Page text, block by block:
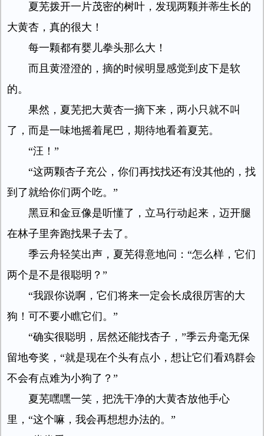
夏芜拨开一片茂密的树叶，发现两颗并蒂生长的
大黄杏，真的很大！
每一颗都有婴儿拳头那么大！
而且黄澄澄的，摘的时候明显感觉到皮下是软
的。
果然，夏芜把大黄杏一摘下来，两小只就不叫
了，而是一味地摇着尾巴，期待地看着夏芜。
“汪！”
“这两颗杏子充公，你们再找找还有没其他的，找
到了就给你们两个吃。”
黑豆和金豆像是听懂了，立马行动起来，迈开腿
在林子里奔跑找果子去了。
季云舟轻笑出声，夏芜得意地问：“怎么样，它们
两个是不是很聪明？”
“我跟你说啊，它们将来一定会长成很厉害的大
狗！可不要小瞧它们。”
“确实很聪明，居然还能找杏子，”季云舟毫无保
留地夸奖，“就是现在个头有点小，想让它们看鸡群会
不会有点难为小狗了？”
夏芜嘿嘿一笑，把洗干净的大黄杏放他手心
里，“这个嘛，我会再想想办法的。”